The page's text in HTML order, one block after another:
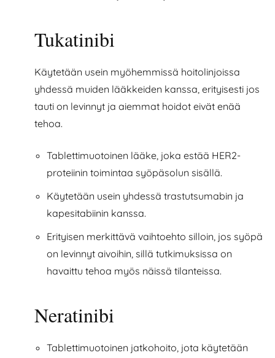
Tukatinibi
Käytetään usein myöhemmissä hoitolinjoissa
yhdessä muiden lääkkeiden kanssa, erityisesti jos
tauti on levinnyt ja aiemmat hoidot eivät enää
tehoa.
Tablettimuotoinen lääke, joka estää HER2-
proteiinin toimintaa syöpäsolun sisällä.
Käytetään usein yhdessä trastutsumabin ja
kapesitabiinin kanssa.
Erityisen merkittävä vaihtoehto silloin, jos syöpä
on levinnyt aivoihin, sillä tutkimuksissa on
havaittu tehoa myös näissä tilanteissa.
Neratinibi
Tablettimuotoinen jatkohoito, jota käytetään